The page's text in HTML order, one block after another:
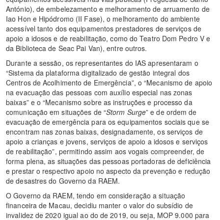
António), de embelezamento e melhoramento de arruamento de
Iao Hon e Hipódromo (II Fase), o melhoramento do ambiente
acessível tanto dos equipamentos prestadores de serviços de
apoio a idosos e de reabilitação, como do Teatro Dom Pedro V e
da Biblioteca de Seac Pai Van), entre outros.
Durante a sessão, os representantes do IAS apresentaram o
“Sistema da plataforma digitalizado de gestão integral dos
Centros de Acolhimento de Emergência”, o “Mecanismo de apoio
na evacuação das pessoas com auxílio especial nas zonas
baixas” e o “Mecanismo sobre as instruções e processo da
comunicação em situações de “Storm Surge” e de ordem de
evacuação de emergência para os equipamentos sociais que se
encontram nas zonas baixas, designadamente, os serviços de
apoio a crianças e jovens, serviços de apoio a idosos e serviços
de reabilitação”, permitindo assim aos vogais compreender, de
forma plena, as situações das pessoas portadoras de deficiência
e prestar o respectivo apoio no aspecto da prevenção e redução
de desastres do Governo da RAEM.
O Governo da RAEM, tendo em consideração a situação
financeira de Macau, decidiu manter o valor do subsídio de
invalidez de 2020 igual ao do de 2019, ou seja, MOP 9.000 para